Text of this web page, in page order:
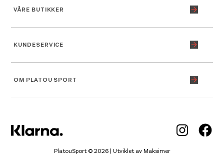
VÅRE BUTIKKER
KUNDESERVICE
OM PLATOU SPORT
PlatouSport © 2026 | Utviklet avMaksimer